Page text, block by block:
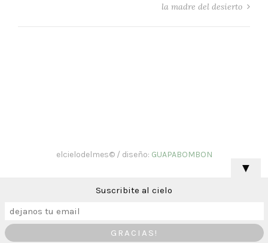
la madre del desierto
elcielodelmes© / diseño: GUAPABOMBON
▼
Suscribite al cielo